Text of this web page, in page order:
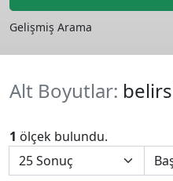
Gelişmiş Arama
Alt Boyutlar:
1 ölçek bulundu.